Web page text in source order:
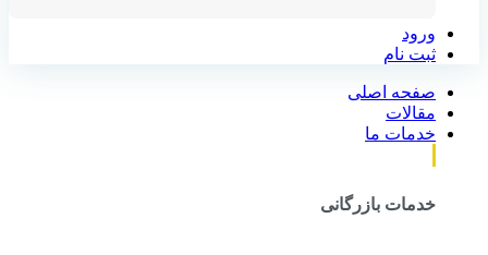
ورود
ثبت نام
صفحه اصلی
مقالات
خدمات ما
خدمات بازرگانی